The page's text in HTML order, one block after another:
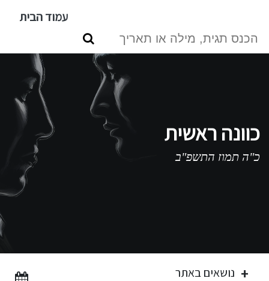
לתוכן
עמוד הבית
כוונה ראשית
כ"ה תמוז התשפ"ב
נושאים באתר